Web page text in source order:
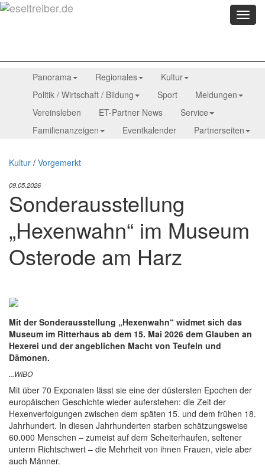
Menü
Panorama Regionales
Kultur
Politik / Wirtschaft / Bildung
Sport
Meldungen
Vereinsleben
ET-Partner News
Service
Familienanzeigen
Eventkalender Partnerseiten
Kultur / Vorgemerkt
09.05.2026
Sonderausstellung
„Hexenwahn“ im Museum
Osterode am Harz
Mit der Sonderausstellung „Hexenwahn“ widmet sich das
Museum im Ritterhaus ab dem 15. Mai 2026 dem Glauben an
Hexerei und der angeblichen Macht von Teufeln und
Dämonen.
...WIBO
Mit über 70 Exponaten lässt sie eine der düstersten Epochen der
europäischen Geschichte wieder auferstehen: die Zeit der
Hexenverfolgungen zwischen dem späten 15. und dem frühen 18.
Jahrhundert. In diesen Jahrhunderten starben schätzungsweise
60.000 Menschen – zumeist auf dem Scheiterhaufen, seltener
unterm Richtschwert – die Mehrheit von ihnen Frauen, viele aber
auch Männer.